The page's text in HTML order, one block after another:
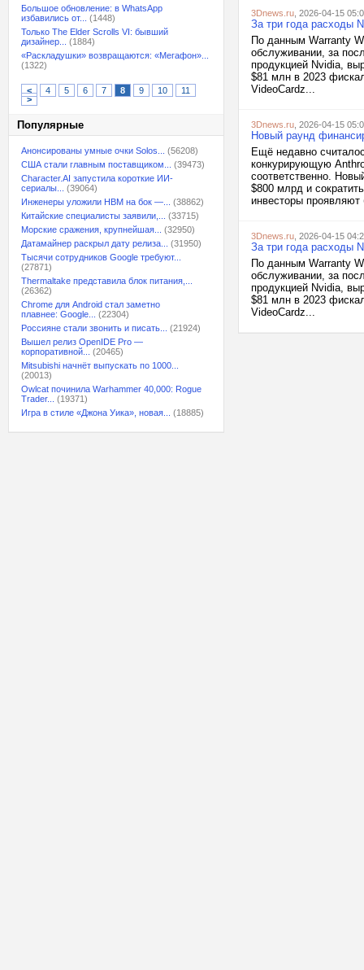
Большое обновление: в WhatsApp
избавились от...
(1448)
Только The Elder Scrolls VI: бывший
дизайнер...
(1884)
«Раскладушки» возвращаются: «Мегафон»...
(1322)
< 4 5 6 7 8 9 10
11
>
Популярные
Анонсированы умные очки Solos...
(56208)
США стали главным поставщиком...
(39473)
Character.AI запустила короткие ИИ-
сериалы...
(39064)
Инженеры уложили HBM на бок —...
(38862)
Китайские специалисты заявили,...
(33715)
Морские сражения, крупнейшая...
(32950)
Датамайнер раскрыл дату релиза...
(31950)
Тысячи сотрудников Google требуют...
(27871)
Thermaltake представила блок питания,...
(26362)
Chrome для Android стал заметно
плавнее: Google...
(22304)
Россияне стали звонить и писать...
(21924)
Вышел релиз OpenIDE Pro —
корпоративной...
(20465)
Mitsubishi начнёт выпускать по 1000...
(20013)
Owlcat починила Warhammer 40,000: Rogue
Trader...
(19371)
Игра в стиле «Джона Уика», новая...
(18885)
3Dnews.ru , 2026-04-15
За три года расходы
По данным Warranty
обслуживании, за
продукцией Nvidia,
$81 млн в 2023
VideoCardz...
3Dnews.ru , 2026-04-15
Новый раунд
Ещё недавно
конкурирующую
соответственно.
$800 млрд и
инвесторы
3Dnews.ru , 2026-04-15
За три года расходы
По данным Warranty
обслуживании, за
продукцией Nvidia,
$81 млн в 2023
VideoCardz...